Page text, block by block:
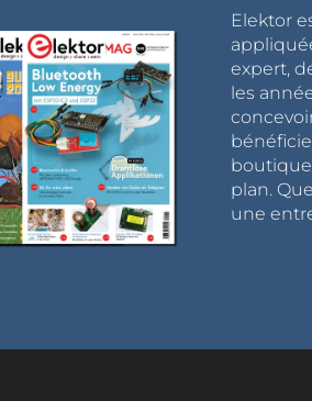
Elektor
expert,
les
plan.
une